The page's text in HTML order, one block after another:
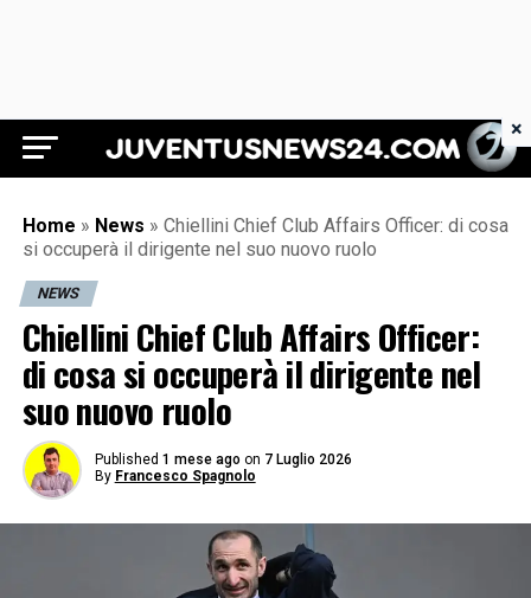
Juventus News 24
Home » News » Chiellini Chief Club Affairs Officer: di cosa
si occuperà il dirigente nel suo nuovo ruolo
NEWS
Chiellini Chief Club Affairs Officer:
di cosa si occuperà il dirigente nel
suo nuovo ruolo
Published 1 mese ago on 7 Luglio 2026
By Francesco Spagnolo
×